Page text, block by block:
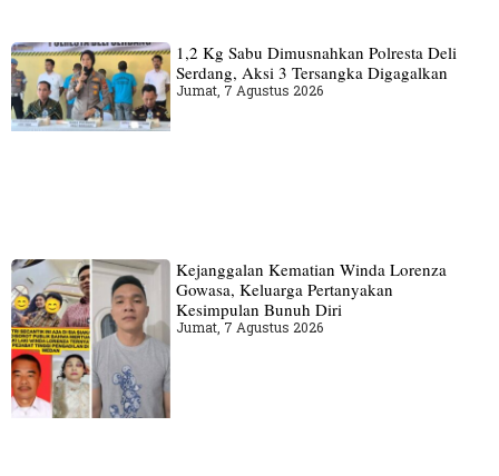
1,2 Kg Sabu Dimusnahkan Polresta Deli
Serdang, Aksi 3 Tersangka Digagalkan
Jumat, 7 Agustus 2026
Kejanggalan Kematian Winda Lorenza
Gowasa, Keluarga Pertanyakan
Kesimpulan Bunuh Diri
Jumat, 7 Agustus 2026